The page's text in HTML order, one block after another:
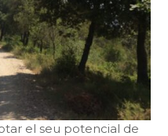
el seu potencial de